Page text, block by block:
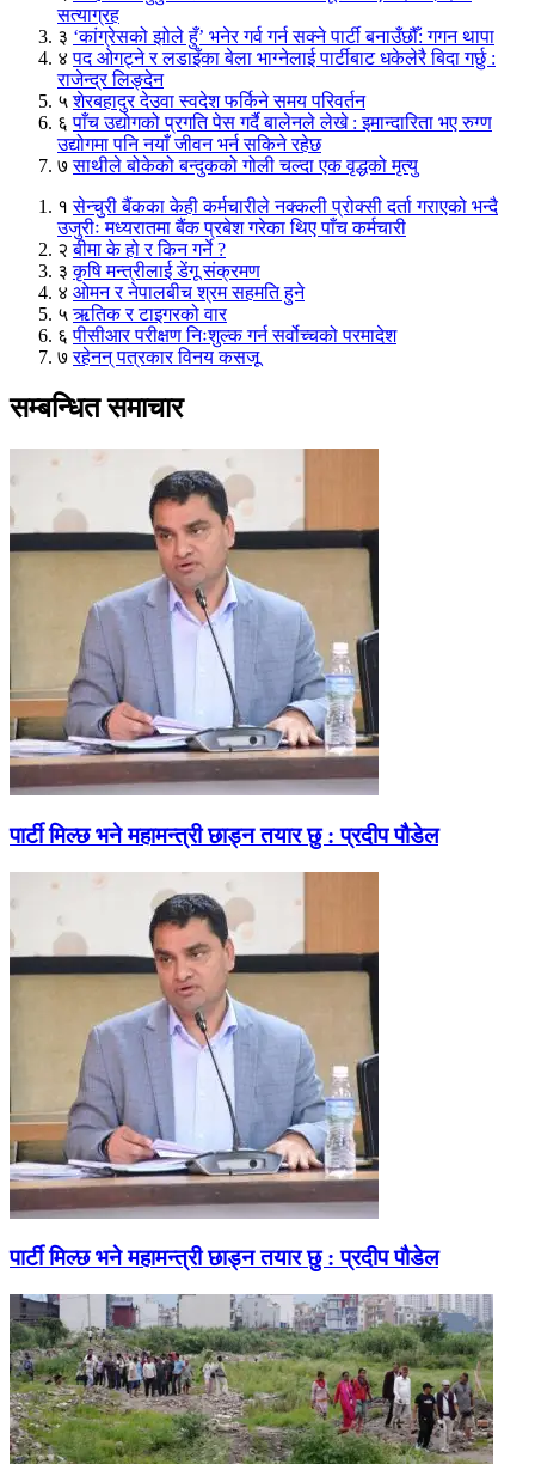
सत्याग्रह
३ ‘कांग्रेसको झोले हुँ’ भनेर गर्व गर्न सक्ने पार्टी बनाउँछौँ: गगन थापा
४ पद ओगट्ने र लडाइँका बेला भाग्नेलाई पार्टीबाट धकेलेरै बिदा गर्छु :
राजेन्द्र लिङ्देन
५ शेरबहादुर देउवा स्वदेश फर्किने समय परिवर्तन
६ पाँच उद्योगको प्रगति पेस गर्दै बालेनले लेखे : इमान्दारिता भए रुग्ण
उद्योगमा पनि नयाँ जीवन भर्न सकिने रहेछ
७ साथीले बोकेको बन्दुकको गोली चल्दा एक वृद्धको मृत्यु
१ सेन्चुरी बैंकका केही कर्मचारीले नक्कली प्रोक्सी दर्ता गराएको भन्दै
उजुरीः मध्यरातमा बैंक प्रबेश गरेका थिए पाँच कर्मचारी
२ बीमा के हो र किन गर्ने ?
३ कृषि मन्त्रीलाई डेंगू संक्रमण
४ ओमन र नेपालबीच श्रम सहमति हुने
५ ऋतिक र टाइगरको वार
६ पीसीआर परीक्षण निःशुल्क गर्न सर्वोच्चको परमादेश
७ रहेनन् पत्रकार विनय कसजू
सम्बन्धित समाचार
पार्टी मिल्छ भने महामन्त्री छाड्न तयार छु : प्रदीप पौडेल
पार्टी मिल्छ भने महामन्त्री छाड्न तयार छु : प्रदीप पौडेल